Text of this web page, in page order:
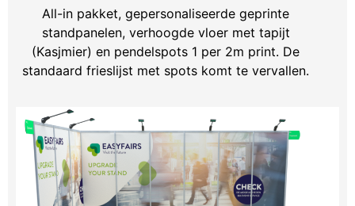
All-in pakket, gepersonaliseerde geprinte
standpanelen, verhoogde vloer met tapijt
(Kasjmier) en pendelspots 1 per 2m print. De
standaard frieslijst met spots komt te vervallen.